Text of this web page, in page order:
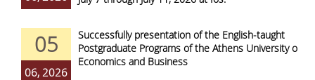
05
06, 2026
Successfully presentation of the English-taught
Postgraduate Programs of the Athens University of
Economics and Business